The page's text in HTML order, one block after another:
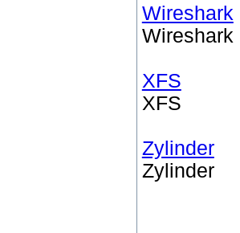
Wireshark
Wireshark
XFS
XFS
Zylinder
Zylinder